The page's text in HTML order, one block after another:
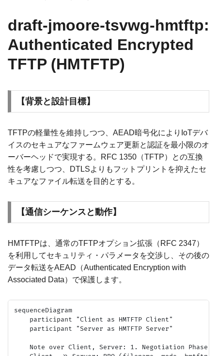
draft-jmoore-tsvwg-hmtftp:
Authenticated Encrypted
TFTP (HMTFTP)
【背景と設計目標】
TFTPの軽量性を維持しつつ、AEAD暗号化によりIoTデバ
イスのセキュアなファームウェア更新と認証を最小限のオ
ーバーヘッドで実現する。RFC 1350（TFTP）との互換
性を考慮しつつ、DTLSよりもフットプリントを抑えたセ
キュアなファイル転送を目的とする。
【通信シーケンスと動作】
HMTFTPは、通常のTFTPオプション拡張（RFC 2347）
を利用してセキュリティ・パラメータを交渉し、その後の
データ転送をAEAD（Authenticated Encryption with
Associated Data）で保護します。
sequenceDiagram
    participant "Client as HMTFTP Client"
    participant "Server as HMTFTP Server"
    Note over Client, Server: 1. Negotiation Phase